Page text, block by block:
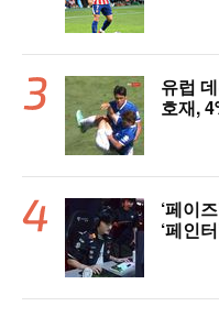
유럽
호재,
‘페이
‘페인